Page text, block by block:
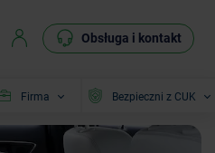
Obsługa i kontakt
Firma Bezpieczni z CUK